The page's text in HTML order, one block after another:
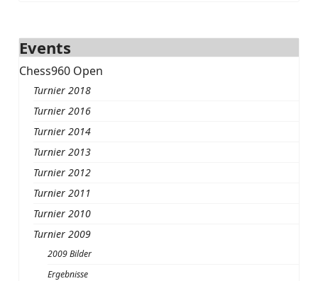
Events
Chess960 Open
Turnier 2018
Turnier 2016
Turnier 2014
Turnier 2013
Turnier 2012
Turnier 2011
Turnier 2010
Turnier 2009
2009 Bilder
Ergebnisse